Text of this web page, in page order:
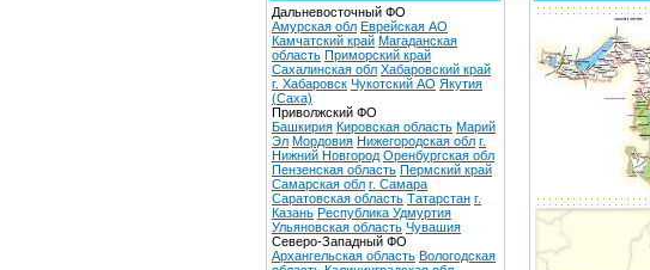
Дальневосточный ФО
Амурская обл Еврейская АО
Камчатский край Магаданская
область Приморский край
Сахалинская обл Хабаровский край
г. Хабаровск Чукотский АО Якутия
(Саха)
Приволжский ФО
Башкирия Кировская область Марий
Эл Мордовия Нижегородская обл г.
Нижний Новгород Оренбургская обл
Пензенская область Пермский край
Самарская обл г. Самара
Саратовская область Татарстан г.
Казань Республика Удмуртия
Ульяновская область Чувашия
Северо-Западный ФО
Архангельская область Вологодская